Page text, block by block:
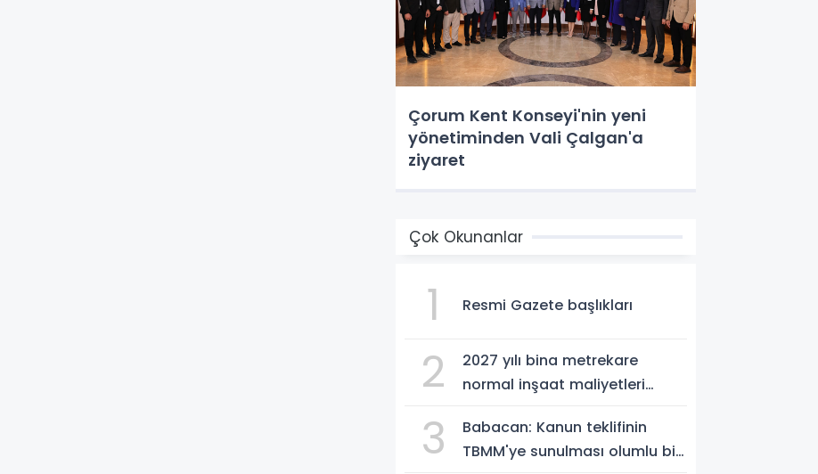
Çorum Kent Konseyi'nin yeni
yönetiminden Vali Çalgan'a
ziyaret
Çok Okunanlar
1 Resmi Gazete başlıkları
2
2027 yılı bina metrekare
normal inşaat maliyetleri
3
Babacan: Kanun teklifinin
TBMM'ye sunulması olumlu bir